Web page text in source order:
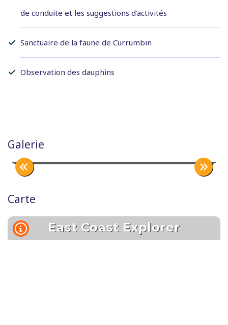
de conduite et les suggestions d’activités
Sanctuaire de la faune de Currumbin
Observation des dauphins
Galerie
Carte